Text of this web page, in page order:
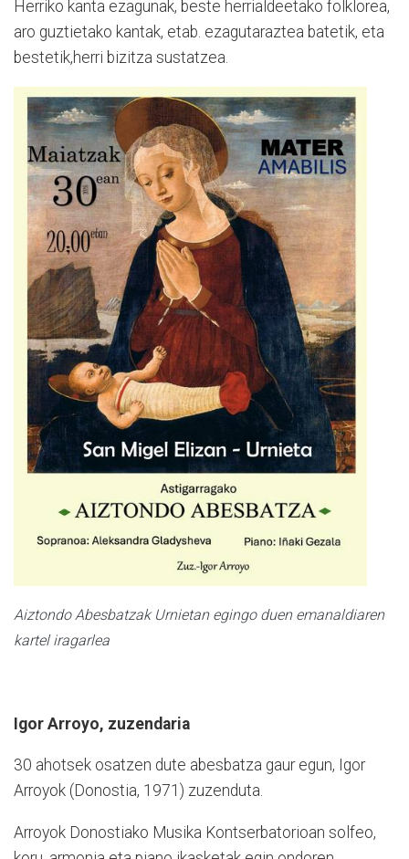
Herriko kanta ezagunak, beste herrialdeetako folklorea,
aro guztietako kantak, etab. ezagutaraztea batetik, eta
bestetik,herri bizitza sustatzea.
Aiztondo Abesbatzak Urnietan egingo duen emanaldiaren
kartel iragarlea
Igor Arroyo, zuzendaria
30 ahotsek osatzen dute abesbatza gaur egun, Igor
Arroyok (Donostia, 1971) zuzenduta.
Arroyok Donostiako Musika Kontserbatorioan solfeo,